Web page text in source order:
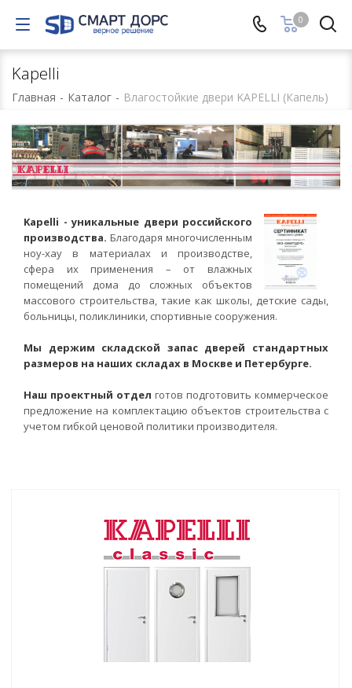
0
Kapelli
Главная - Каталог - Влагостойкие двери KAPELLI (Капель)
Kapelli - уникальные двери российского
производства. Благодаря многочисленным
ноу-хау в материалах и производстве,
сфера их применения – от влажных
помещений дома до сложных объектов
массового строительства, такие как школы, детские сады,
больницы, поликлиники, спортивные сооружения.
Мы держим складской запас дверей стандартных
размеров на наших складах в Москве и Петербурге.
Наш проектный отдел готов подготовить коммерческое
предложение на комплектацию объектов строительства с
учетом гибкой ценовой политики производителя.